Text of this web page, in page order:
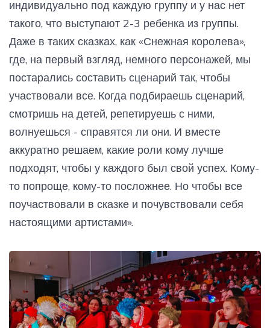
индивидуально под каждую группу и у нас нет
такого, что выступают 2-3 ребенка из группы.
Даже в таких сказках, как «Снежная королева»,
где, на первый взгляд, немного персонажей, мы
постарались составить сценарий так, чтобы
участвовали все. Когда подбираешь сценарий,
смотришь на детей, репетируешь с ними,
волнуешься - справятся ли они. И вместе
аккуратно решаем, какие роли кому лучше
подходят, чтобы у каждого был свой успех. Кому-
то попроще, кому-то посложнее. Но чтобы все
поучаствовали в сказке и почувствовали себя
настоящими артистами».